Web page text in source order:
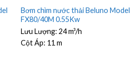
Bơm chìm nước thải Beluno Model
FX80/40M 0.55Kw
Lưu Lượng: 24 m³/h
Cột Áp: 11 m